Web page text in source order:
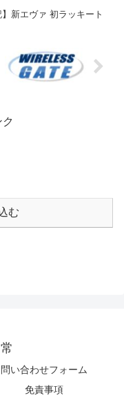
】新エヴァ 初ラッキート
む
問い合わせフォーム
免責事項